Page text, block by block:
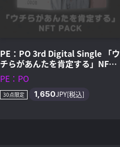
PE：PO 3rd Digital Single 「ウ
チらがあんたを肯定する」NFT
PACK
PE：PO
30点限定 1,650JPY[税込]